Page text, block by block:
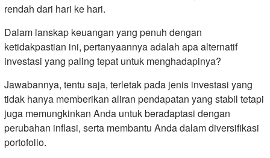
rendah dari hari ke hari.
Dalam lanskap keuangan yang penuh dengan
ketidakpastian ini, pertanyaannya adalah apa alternatif
investasi yang paling tepat untuk menghadapinya?
Jawabannya, tentu saja, terletak pada jenis investasi yang
tidak hanya memberikan aliran pendapatan yang stabil tetapi
juga memungkinkan Anda untuk beradaptasi dengan
perubahan inflasi, serta membantu Anda dalam diversifikasi
portofolio.